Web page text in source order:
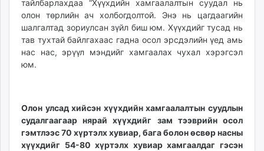
тайлбарлахдаа “Хүүхдийн хамгаалалтын суудал нь
олон төрлийн ач холбогдолтой. Энэ нь цагдаагийн
шалгалтад зориулсан зүйл биш юм. Хүүхдийг тусад нь
тав тухтай байлгахаас гадна осол эрсдэлийн үед амь
нас нас, эрүүл мэндийг хамгаалах чухал хэрэгсэл
юм.
Олон улсад хийсэн хүүхдийн хамгаалалтын суудлын
судалгаагаар нярай хүүхдийг зам тээврийн осол
гэмтлээс 70 хүртэлх хувиар, бага болон өсвөр насны
хүүхдийг 54-80 хүртэлх хувиар хамгаалдаг гэсэн